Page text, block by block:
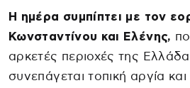
Η ημέρα συμπίπτει με τον
Κωνσταντίνου και Ελένης,
αρκετές περιοχές της
συνεπάγεται τοπική αργία